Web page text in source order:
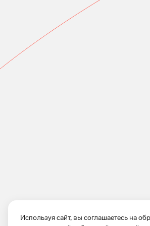
Используя сайт, вы соглашаетесь на